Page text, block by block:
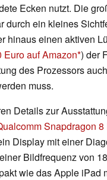
Ecken nutzt. Die
durch ein kleines
hinaus einen aktiven
Euro auf Amazon ) der
des Prozessors
muss.
Details zur
Snapdragon
Display mit einer
Bildfrequenz von
wie das Apple iPad